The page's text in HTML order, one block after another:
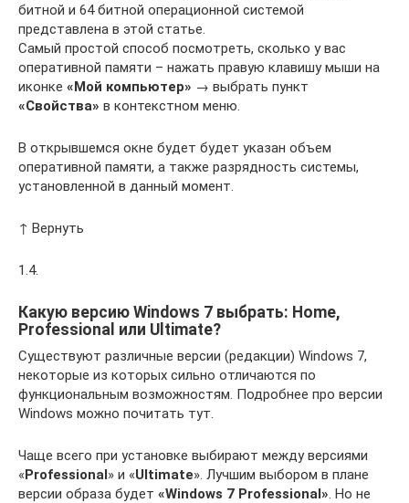
битной и 64 битной операционной системой
представлена в этой статье.
Самый простой способ посмотреть, сколько у вас
оперативной памяти – нажать правую клавишу мыши на
иконке «Мой компьютер» → выбрать пункт
«Свойства» в контекстном меню.
В открывшемся окне будет будет указан объем
оперативной памяти, а также разрядность системы,
установленной в данный момент.
↑ Вернуть
1.4.
Какую версию Windows 7 выбрать: Home,
Professional или Ultimate?
Существуют различные версии (редакции) Windows 7,
некоторые из которых сильно отличаются по
функциональным возможностям. Подробнее про версии
Windows можно почитать тут.
Чаще всего при установке выбирают между версиями
«Professional» и «Ultimate». Лучшим выбором в плане
версии образа будет «Windows 7 Professional». Но не